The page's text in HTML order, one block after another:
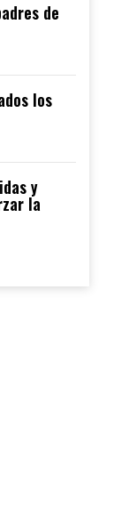
de
los
y
la